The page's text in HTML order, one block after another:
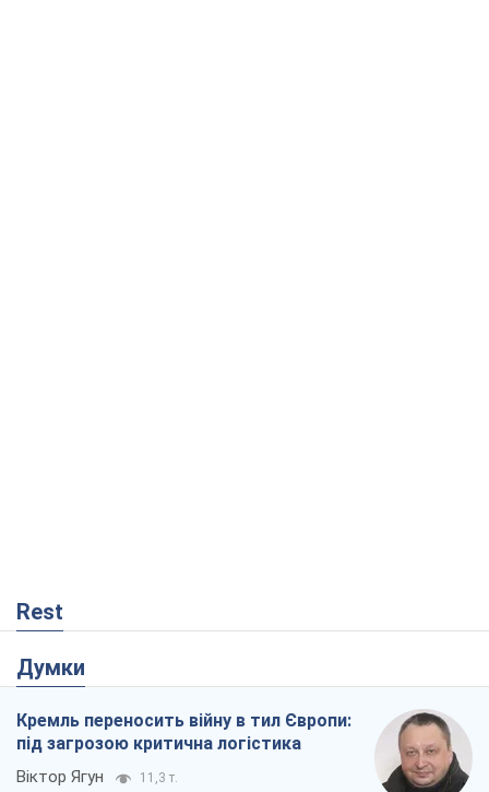
Rest
Думки
Кремль переносить війну в тил Європи:
під загрозою критична логістика
Віктор Ягун 11,3 т.